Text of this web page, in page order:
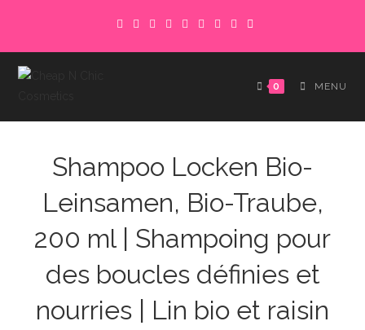
content
0 MENU
Shampoo Locken Bio-
Leinsamen, Bio-Traube,
200 ml | Shampoing pour
des boucles définies et
nourries | Lin bio et raisin